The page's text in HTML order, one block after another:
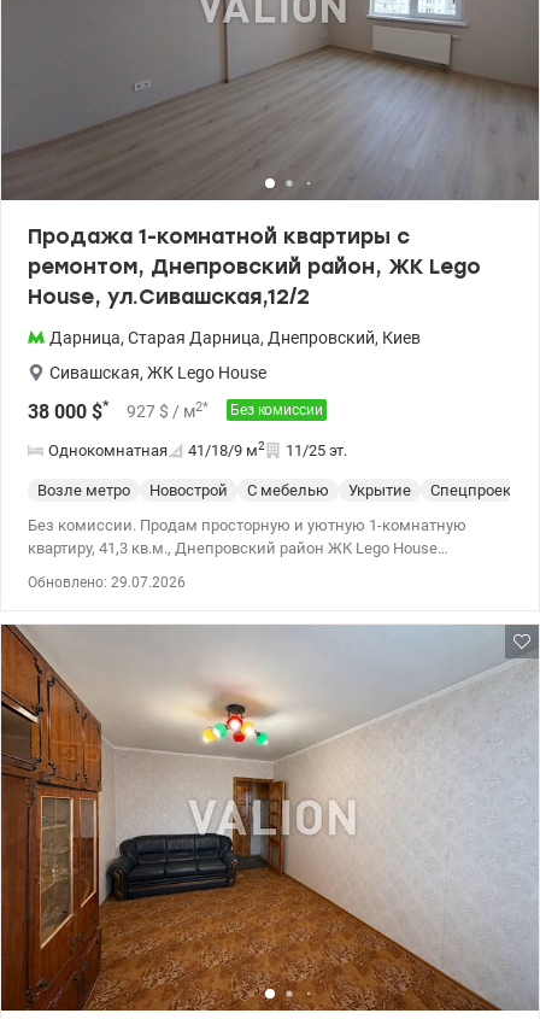
инфраструктурой. Для комфорта жильцов: • вместительные
паркинги и гостевые стоянки • укрытия и генераторы • зоны для
колясок в подъездах На территории ЖК — настоящий «город в
городе»: спортивные площадки и фитнес-центр парковые и
прогулочные зоны детские площадки и детские сады учебные
заведения аптеки и лаборатории кафе, рестораны, салоны
красоты, химчистка и супермаркеты. Станция метро
«Левобережная» — 10 минут . До центра — около 10 минут на
машине.Цена 95000 у.е. моб. 063 734 98 34 Дмитрий
Продажа 1-комнатной квартиры с
ремонтом, Днепровский район, ЖК Lego
House, ул.Сивашская,12/2
Дарница, Старая Дарница, Днепровский, Киев
Сивашская, ЖК Lego House
38 000 $* 927 $ / м2* Без комиссии
Однокомнатная 41/18/9 м2 11/25 эт.
Возле метро Новострой С мебелью Укрытие Спецпроект
Без комиссии. Продам просторную и уютную 1-комнатную
квартиру, 41,3 кв.м., Днепровский район ЖК Lego House
вкусу. Планировка раздельная – большая и светлая комната
17,9 кв.м., кухня с выходом на лоджию. На лоджии деревянный
пол, в комнате ламинат, в кухне, санузле и прихожей плитка.
Санузел смежный – установлена качественная сантехника,
бойлер. Есть возможность установить автономное отопление –
электрокотел – все подготовлено. Квартира внутри дома, очень
теплая. Дом 2019 года – три лифта, консьерж,
видеонаблюдение, автономное отопление – собственная
котельная. Есть генератор – при отключениях света работают
лифты, есть вода, тепло. Укрытие в доме. На первом этаже есть
частный детский сад, супермаркет. Оборудован пандус.
Развитая инфраструктура района – школы, садики,
супермаркеты, отделения банков, почты, детские и спортивные
площадки – все рядом. Удобная транспортная развязка – рядом
трамвайная линия, транспорт в разные районы города,
пригородная электричка. Документам больше 3 лет.
Оформление минимальное. Без комиссии. Цена: 38000у.е.
Обновлено: 29.07.2026